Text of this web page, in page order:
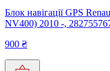
Блок навігації GPS
NV400) 2010 -,
900 ₴